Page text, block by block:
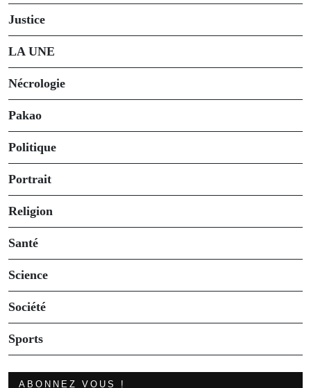
Justice
LA UNE
Nécrologie
Pakao
Politique
Portrait
Religion
Santé
Science
Société
Sports
ABONNEZ VOUS !